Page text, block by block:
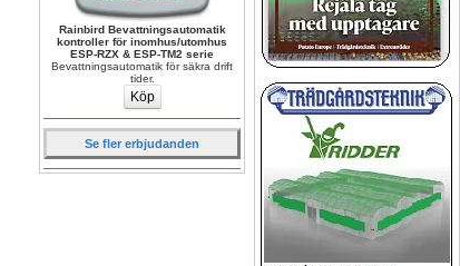
Rainbird Bevattningsautomatik
kontroller för inomhus/utomhus
ESP-RZX & ESP-TM2 serie
Bevattningsautomatik för säkra drift
tider.
Se fler erbjudanden